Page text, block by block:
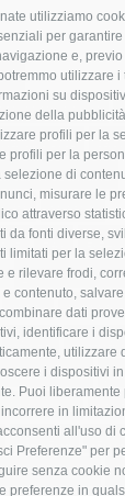
utilizziamo
per
e,
utilizzare i
su
della
profili per la
profili per la
di
misurare le
attraverso
da fonti diverse,
limitati per la
rilevare frodi,
contenuto,
dati
identificare i
utilizzare
i dispositivi
Puoi liberamente
in
all'uso di
Preferenze" per
senza cookie
preferenze in
campanella
di porto
contagi
19 eav
guardia
mare
massa
napoli
di sorrento
Campania
studenti
fiorentino